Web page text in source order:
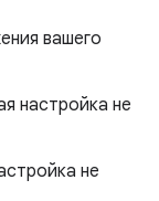
вашего
настройка не
не